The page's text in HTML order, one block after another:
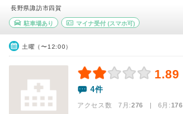
長野県諏訪市四賀
駐車場あり マイナ受付(スマホ可)
土曜（〜12:00）
1.89
4件
アクセス数 7月:276 | 6月:176